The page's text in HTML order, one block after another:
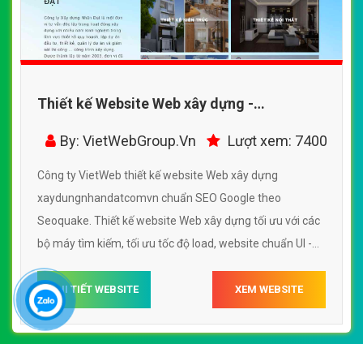
Thiết kế Website Web xây dựng -
xaydungnhandatcomvn
By: VietWebGroup.Vn Lượt xem: 7400
Công ty VietWeb thiết kế website Web xây dựng
xaydungnhandatcomvn chuẩn SEO Google theo
Seoquake. Thiết kế website Web xây dựng tối ưu với các
bộ máy tìm kiếm, tối ưu tốc độ load, website chuẩn UI -
UX giúp tăng trải nghiệm người dùng lướt website Web
xây dựng xaydungnhandatcomvn
CHI TIẾT WEBSITE XEM WEBSITE